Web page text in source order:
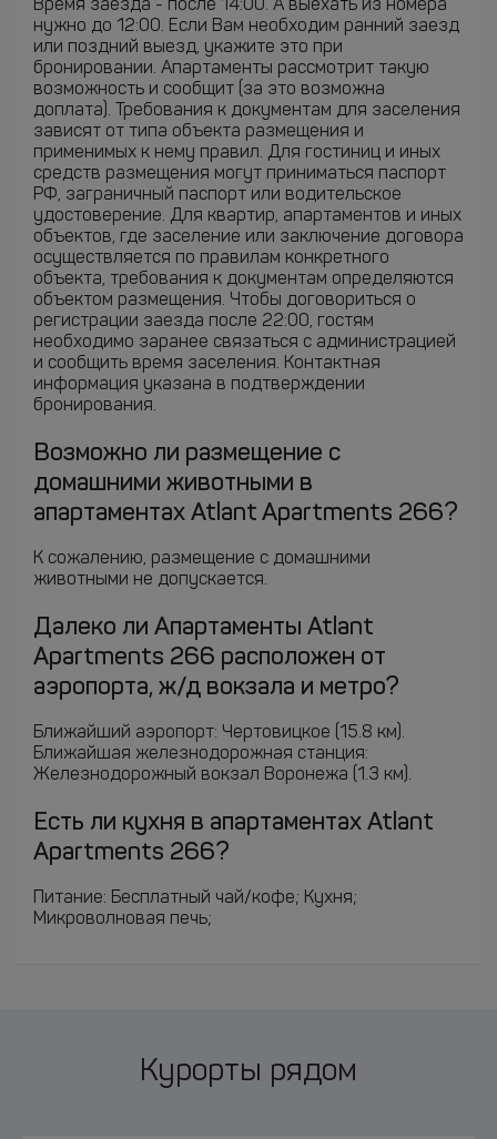
Время заезда - после 14:00. А выехать из номера
нужно до 12:00. Если Вам необходим ранний заезд
или поздний выезд, укажите это при
бронировании. Апартаменты рассмотрит такую
возможность и сообщит (за это возможна
доплата). Требования к документам для заселения
зависят от типа объекта размещения и
применимых к нему правил. Для гостиниц и иных
средств размещения могут приниматься паспорт
РФ, заграничный паспорт или водительское
удостоверение. Для квартир, апартаментов и иных
объектов, где заселение или заключение договора
осуществляется по правилам конкретного
объекта, требования к документам определяются
объектом размещения. Чтобы договориться о
регистрации заезда после 22:00, гостям
необходимо заранее связаться с администрацией
и сообщить время заселения. Контактная
информация указана в подтверждении
бронирования.
Возможно ли размещение с
домашними животными в
апартаментах Atlant Apartments 266?
К сожалению, размещение с домашними
животными не допускается.
Далеко ли Апартаменты Atlant
Apartments 266 расположен от
аэропорта, ж/д вокзала и метро?
Ближайший аэропорт: Чертовицкое (15.8 км).
Ближайшая железнодорожная станция:
Железнодорожный вокзал Воронежа (1.3 км).
Есть ли кухня в апартаментах Atlant
Apartments 266?
Питание: Бесплатный чай/кофе; Кухня;
Микроволновая печь;
Курорты рядом